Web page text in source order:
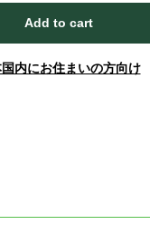
Add to cart
国内にお住まいの方向け